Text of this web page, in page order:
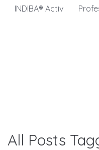
INDIBA® Activ
All Posts